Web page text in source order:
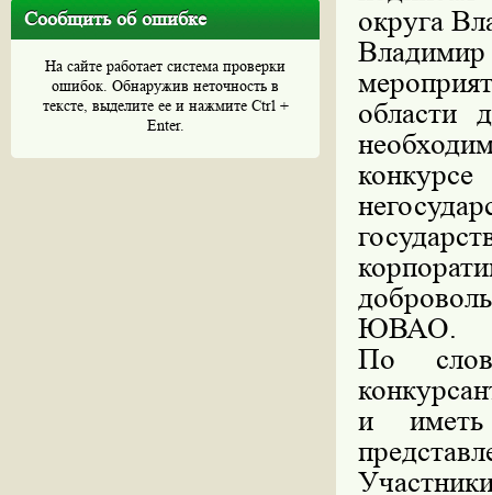
Сообщить об ошибке
На сайте работает система проверки
ошибок. Обнаружив неточность в
тексте, выделите ее и нажмите Ctrl +
Enter.
округа
области
ЮВАО.
По
и иметь